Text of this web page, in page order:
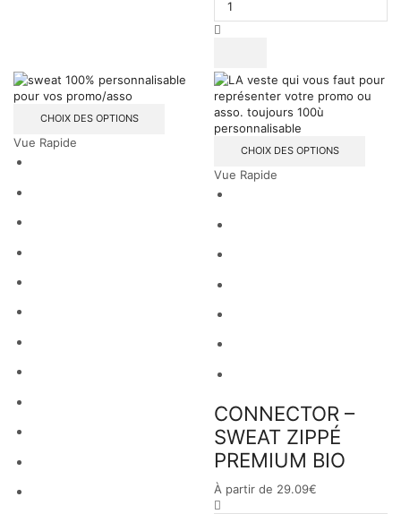
CHOIX DES OPTIONS
Vue Rapide
CHOIX DES OPTIONS
Vue Rapide
CONNECTOR –
SWEAT ZIPPÉ
PREMIUM BIO
À partir de 29.09€